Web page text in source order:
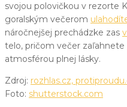
svojou polovičkou v rezorte
goralským večerom
náročnejšej prechádzke zas
telo, pričom večer zaľahnete
atmosférou plnej lásky.
Zdroj: rozhlas.cz,
Foto: shutterstock.com